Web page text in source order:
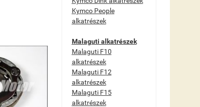
Kymco People
alkatrészek
Malaguti alkatrészek
Malaguti F10
alkatrészek
Malaguti F12
alkatrészek
Malaguti F15
alkatrészek